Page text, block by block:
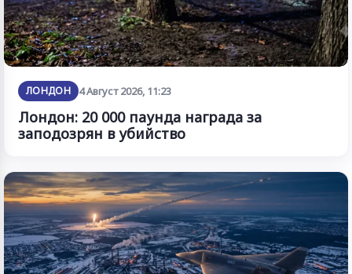
ЛОНДОН 4 Август 2026, 11:23
Лондон: 20 000 паунда награда за
заподозрян в убийство